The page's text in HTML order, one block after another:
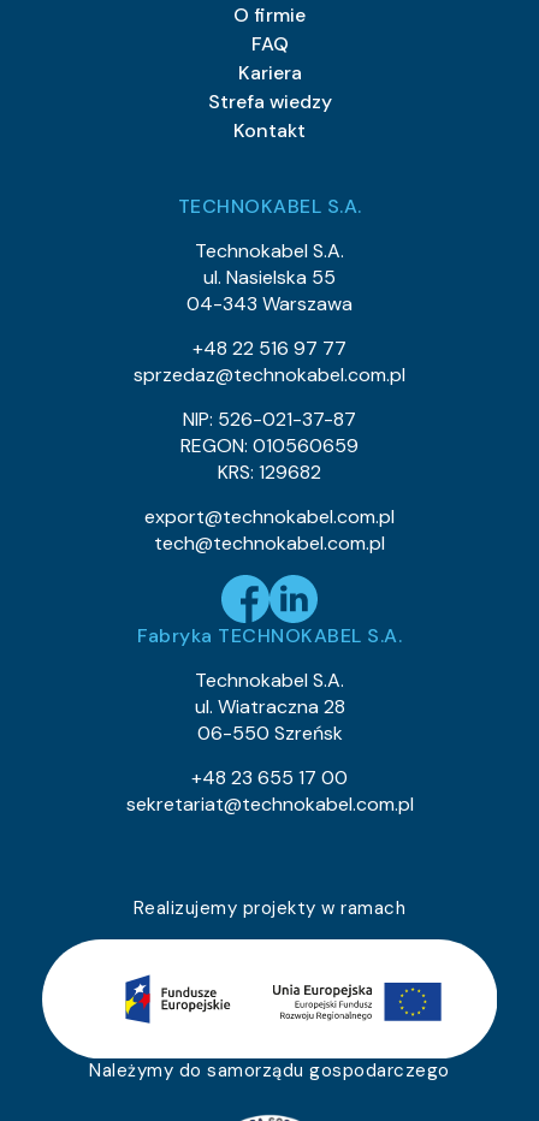
O firmie
FAQ
Kariera
Strefa wiedzy
Kontakt
TECHNOKABEL S.A.
Technokabel S.A.
ul. Nasielska 55
04-343 Warszawa
+48 22 516 97 77
sprzedaz@technokabel.com.pl
NIP: 526-021-37-87
REGON: 010560659
KRS: 129682
export@technokabel.com.pl
tech@technokabel.com.pl
Fabryka TECHNOKABEL S.A.
Technokabel S.A.
ul. Wiatraczna 28
06-550 Szreńsk
+48 23 655 17 00
sekretariat@technokabel.com.pl
Realizujemy projekty w ramach
Należymy do samorządu gospodarczego